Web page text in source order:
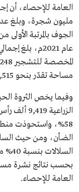
عام 2021م، بلغ
مساحة تقدّر بنحو 36,515 مليون م2.
وفيما يخص الثروة
الزراعية
الضأن، ومن حيث
العامة للإحصاء.